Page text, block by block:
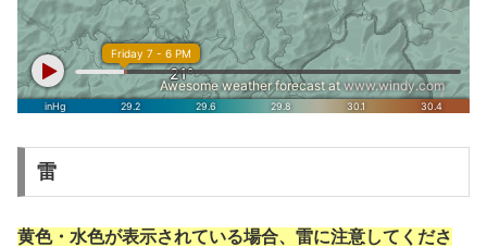
雷
黄色・水色が表示されている場合、雷に注意してくださ